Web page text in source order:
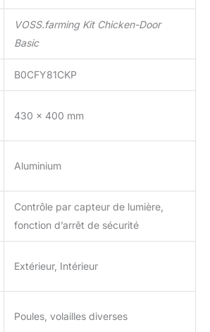
VOSS.farming Kit Chicken-Door
Basic
B0CFY81CKP
430 x 400 mm
Aluminium
Contrôle par capteur de lumière,
fonction d’arrêt de sécurité
Extérieur, Intérieur
Poules, volailles diverses